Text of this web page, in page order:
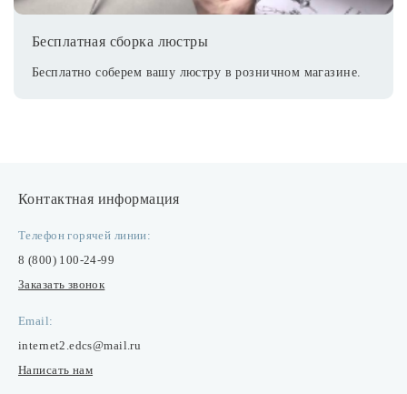
Бесплатная сборка люстры
Бесплатно соберем вашу люстру в розничном магазине.
Контактная информация
Телефон горячей линии:
8 (800) 100-24-99
Заказать звонок
Email:
internet2.edcs@mail.ru
Написать нам